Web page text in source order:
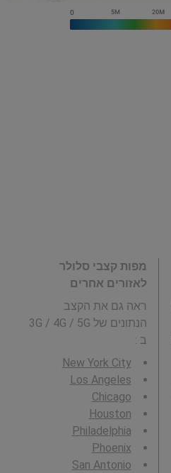
מפות קצבי סלולר
לאזורים אחרים
ראה גם את הקצב
הנתונים של 3G / 4G / 5G
ב :
New York City
Los Angeles
Chicago
Houston
Philadelphia
Phoenix
San Antonio